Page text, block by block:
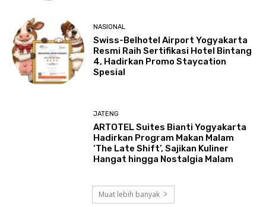
NASIONAL
Swiss-Belhotel Airport Yogyakarta
Resmi Raih Sertifikasi Hotel Bintang
4, Hadirkan Promo Staycation
Spesial
JATENG
ARTOTEL Suites Bianti Yogyakarta
Hadirkan Program Makan Malam
‘The Late Shift’, Sajikan Kuliner
Hangat hingga Nostalgia Malam
Muat lebih banyak